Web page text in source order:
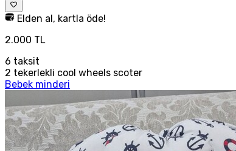
Elden al, kartla öde!
2.000 TL
6 taksit
2 tekerlekli cool wheels scoter
Bebek minderi